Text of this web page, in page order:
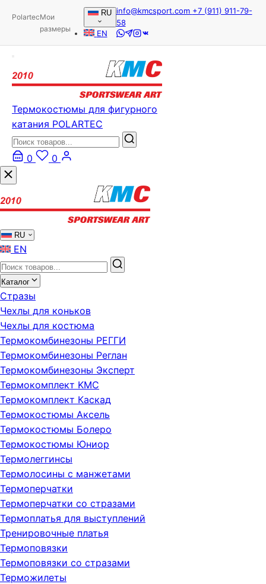
PolartecМои
размеры
RU
EN
info@kmcsport.com +7 (911) 911-79-
58
Термокостюмы для фигурного
катания POLARTEC
0 0
RU
EN
Каталог
Стразы
Чехлы для коньков
Чехлы для костюма
Термокомбинезоны РЕГГИ
Термокомбинезоны Реглан
Термокомбинезоны Эксперт
Термокомплект KMC
Термокомплект Каскад
Термокостюмы Аксель
Термокостюмы Болеро
Термокостюмы Юниор
Термолеггинсы
Термолосины с манжетами
Термоперчатки
Термоперчатки со стразами
Термоплатья для выступлений
Тренировочные платья
Термоповязки
Термоповязки со стразами
Терможилеты